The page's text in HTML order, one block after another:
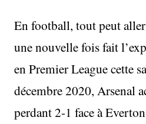
En football, tout peut
une nouvelle fois fait
en Premier League cette
décembre 2020, Arsenal
perdant 2-1 face à